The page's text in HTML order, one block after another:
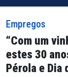
Empregos
“Com um
estes 30
Pérola e Dia